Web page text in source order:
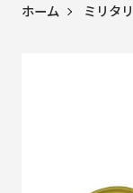
ホーム ミリタ